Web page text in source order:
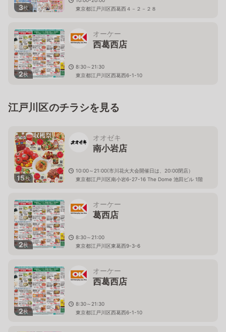
3枚
東京都江戸川区西葛西４－２－２８
2枚
オーケー
西葛西店
8:30～21:30
東京都江戸川区西葛西6-1-10
江戸川区のチラシを見る
15枚
オオゼキ
南小岩店
10:00～21:00(市川花火大会開催日は、20:00閉店）
東京都江戸川区南小岩6-27-16 The Dome 池田ビル 1階
2枚
オーケー
葛西店
8:30～21:00
東京都江戸川区東葛西9-3-6
2枚
オーケー
西葛西店
8:30～21:30
東京都江戸川区西葛西6-1-10